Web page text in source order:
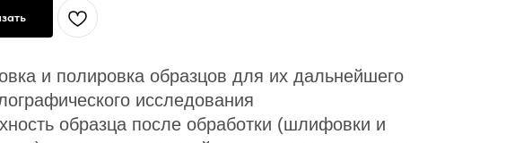
и полировка образцов для их дальнейшего
исследования
образца после обработки (шлифовки и